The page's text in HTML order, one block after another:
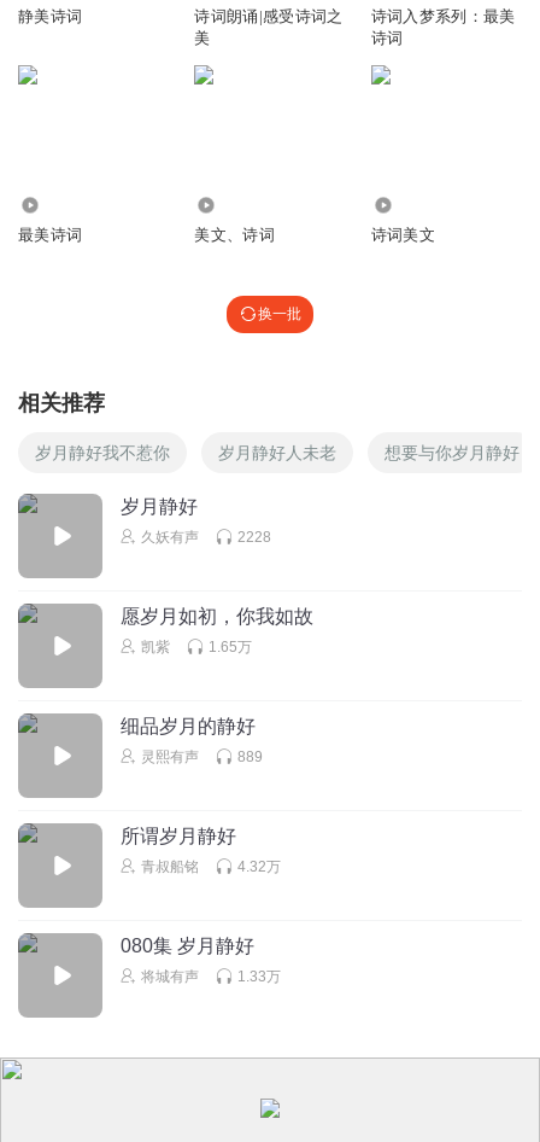
w4cw0gy3lspd3ewo62r9
静美诗词
诗词朗诵|感受诗词之
美
诗词入梦系列：最美
诗词
最美诗词 美文、诗词 诗词美文
换一批
相关推荐
岁月静好我不惹你 岁月静好人未老 想要与你岁月静好
岁月静好
久妖有声 2228
愿岁月如初，你我如故
凯紫 1.65万
细品岁月的静好
灵熙有声 889
所谓岁月静好
青叔船铭 4.32万
080集 岁月静好
将城有声 1.33万